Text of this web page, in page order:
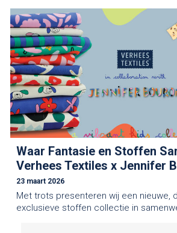
Waar Fantasie en Stoffen
Verhees Textiles x Jennifer
23 maart 2026
Met trots presenteren wij een nieuwe,
exclusieve stoffen collectie in